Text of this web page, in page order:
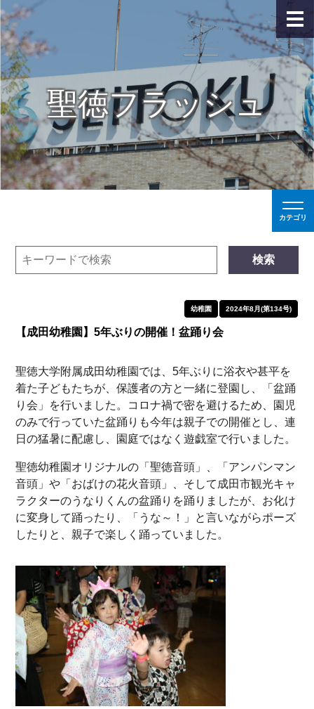
聖徳フラッシュ
カテゴリ
検索
幼稚園 2024年8月(第134号)
【成田幼稚園】5年ぶりの開催！盆踊り会
聖徳大学附属成田幼稚園では、5年ぶりに浴衣や甚平を
着た子どもたちが、保護者の方と一緒に登園し、「盆踊
り会」を行いました。コロナ禍で密を避けるため、園児
のみで行っていた盆踊りも今年は親子での開催とし、連
日の猛暑に配慮し、園庭ではなく遊戯室で行いました。
聖徳幼稚園オリジナルの「聖徳音頭」、「アンパンマン
音頭」や「おばけの花火音頭」、そして成田市観光キャ
ラクターのうなりくんの盆踊りを踊りましたが、お化け
に変身して踊ったり、「うな～！」と言いながらポーズ
したりと、親子で楽しく踊っていました。